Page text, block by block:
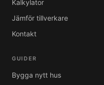
Kalkylator
Jämför tillverkare
Kontakt
GUIDER
Bygga nytt hus